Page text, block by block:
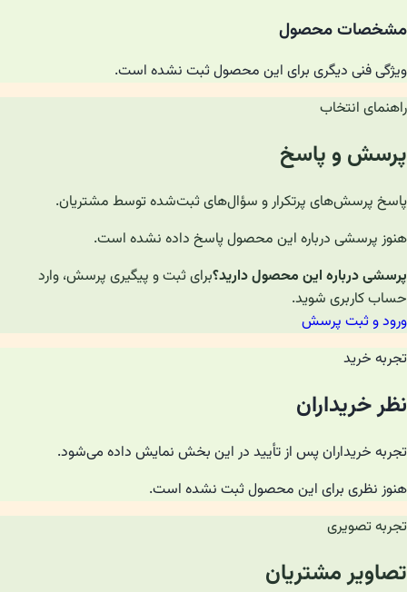
مشخصات محصول
ویژگی فنی دیگری برای این محصول ثبت نشده است.
راهنمای انتخاب
پرسش و پاسخ
پاسخ پرسش‌های پرتکرار و سؤال‌های ثبت‌شده توسط مشتریان.
هنوز پرسشی درباره این محصول پاسخ داده نشده است.
پرسشی درباره این محصول دارید؟برای ثبت و پیگیری پرسش، وارد
حساب کاربری شوید.
ورود و ثبت پرسش
تجربه خرید
نظر خریداران
تجربه خریداران پس از تأیید در این بخش نمایش داده می‌شود.
هنوز نظری برای این محصول ثبت نشده است.
تجربه تصویری
تصاویر مشتریان